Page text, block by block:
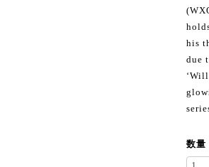
his
due
数量